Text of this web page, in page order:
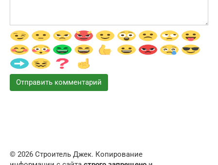
© 2026 Строитель Джек. Копирование